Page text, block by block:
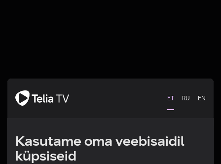
ET RU EN
Kasutame oma veebisaidil
küpsiseid